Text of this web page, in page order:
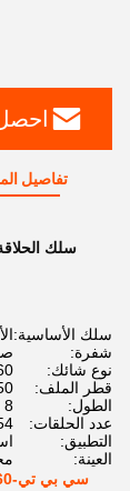
تفاصيل
سلك
سلك الأساسية:
شفرة:
نوع شائك:
قطر الملف:
الطول:
8 م
عدد الحلقات:
54
التطبيق:
العينة: